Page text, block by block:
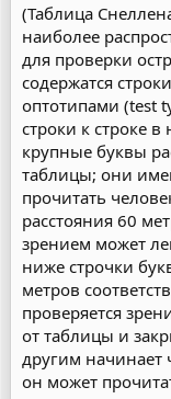
(Таблица
наиболее
для проверки
содержатся
оптотипами (test
строки к строке
крупные буквы
таблицы; они
прочитать
расстояния 60
зрением может
ниже строчки
метров
проверяется
от таблицы и
другим начинает
он может